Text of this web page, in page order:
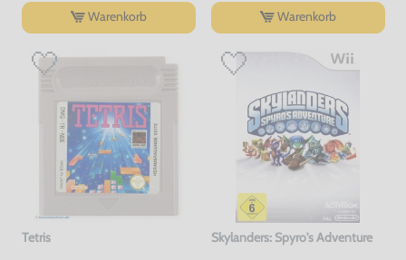
Warenkorb Warenkorb
Tetris
Skylanders: Spyro's Adventure